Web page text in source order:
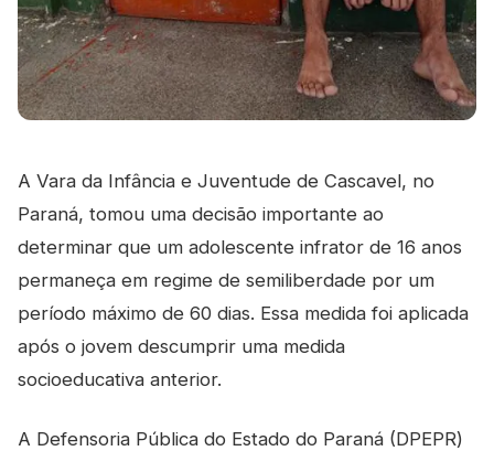
A Vara da Infância e Juventude de Cascavel, no
Paraná, tomou uma decisão importante ao
determinar que um adolescente infrator de 16 anos
permaneça em regime de semiliberdade por um
período máximo de 60 dias. Essa medida foi aplicada
após o jovem descumprir uma medida
socioeducativa anterior.
A Defensoria Pública do Estado do Paraná (DPEPR)